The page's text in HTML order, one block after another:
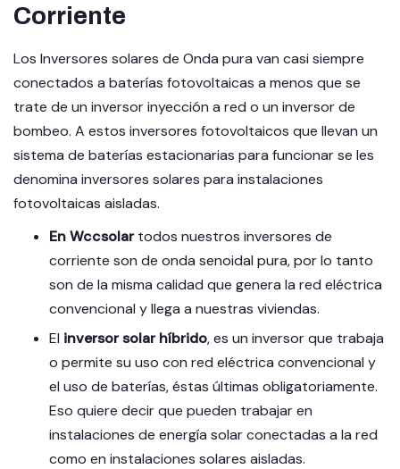
Corriente
Los Inversores solares de Onda pura van casi siempre
conectados a baterías fotovoltaicas a menos que se
trate de un inversor inyección a red o un inversor de
bombeo. A estos inversores fotovoltaicos que llevan un
sistema de baterías estacionarias para funcionar se les
denomina inversores solares para instalaciones
fotovoltaicas aisladas.
EnWccsolartodos nuestros inversores de
corriente son de onda senoidal pura, por lo tanto
son de la misma calidad que genera la red eléctrica
convencional y llega a nuestras viviendas.
El inversor solar híbrido, es un inversor que trabaja
o permite su uso con red eléctrica convencional y
el uso de baterías, éstas últimas obligatoriamente.
Eso quiere decir que pueden trabajar en
instalaciones de energía solar conectadas a la red
como en instalaciones solares aisladas.